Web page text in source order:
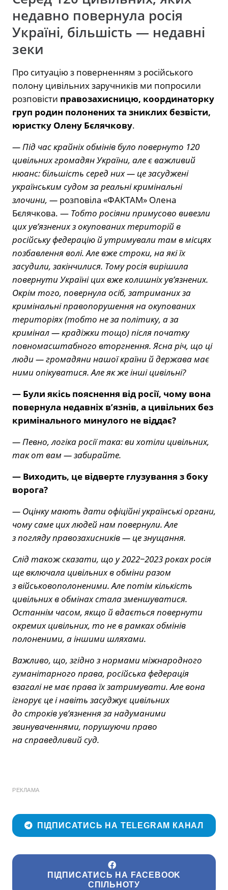
недавно повернула росія
Україні, більшість — недавні
зеки
Про ситуацію з поверненням з російського
полону цивільних заручників ми попросили
розповісти правозахисницю, координаторку
груп родин полонених та зниклих безвісти,
юристку Олену Бєлячкову.
— Під час крайніх обмінів було повернуто 120
цивільних громадян України, але є важливий
нюанс: більшість серед них — це засуджені
українським судом за реальні кримінальні
злочини, — розповіла «ФАКТАМ» Олена
Бєлячкова. — Тобто росіяни примусово вивезли
цих ув’язнених з окупованих територій в
російську федерацію й утримували там в місцях
позбавлення волі. Але вже строки, на які їх
засудили, закінчилися. Тому росія вирішила
повернути Україні цих вже колишніх ув’язнених.
Окрім того, повернула осіб, затриманих за
кримінальні правопорушення на окупованих
територіях (тобто не за політику, а за
кримінал — крадіжки тощо) після початку
повномасштабного вторгнення. Ясна річ, що ці
люди — громадяни нашої країни й держава має
ними опікуватися. Але як же інші цивільні?
— Були якісь пояснення від росії, чому вона
повернула недавніх в’язнів, а цивільних без
кримінального минулого не віддає?
— Певно, логіка росії така: ви хотіли цивільних,
так от вам — забирайте.
— Виходить, це відверте глузування з боку
ворога?
— Оцінку мають дати офіційні українські органи,
чому саме цих людей нам повернули. Але
з погляду правозахисників — це знущання.
Слід також сказати, що у 2022−2023 роках росія
ще включала цивільних в обміни разом
з військовополоненими. Але потім кількість
цивільних в обмінах стала зменшуватися.
Останнім часом, якщо й вдається повернути
окремих цивільних, то не в рамках обмінів
полоненими, а іншими шляхами.
Важливо, що, згідно з нормами міжнародного
гуманітарного права, російська федерація
взагалі не має права їх затримувати. Але вона
ігнорує це і навіть засуджує цивільних
до строків ув’язнення за надуманими
звинуваченнями, порушуючи право
на справедливий суд.
РЕКЛАМА
ПІДПИСАТИСЬ НА TELEGRAM КАНАЛ
ПІДПИСАТИСЬ НА FACEBOOK
СПІЛЬНОТУ